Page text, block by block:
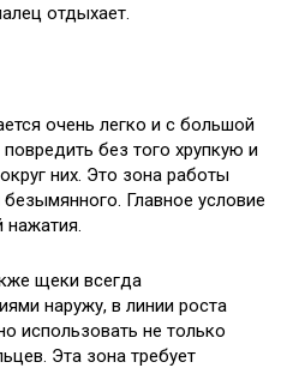
отдыхает.
очень легко и с большой
без того хрупкую и
них. Это зона работы
Главное условие
нажатия.
щеки всегда
наружу, в линии роста
использовать не только
Эта зона требует